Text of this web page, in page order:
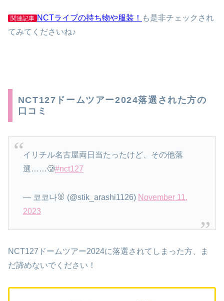
関連記事 NCTライブの持ち物や服装！ も是非チェックされ
てみてくださいね♪
NCT127ドームツアー2024落選された方の
口コミ
イリチル名古屋両日当たったけど、その他落
選……🥲#nct127
— 코코나🐰 (@stik_arashi1126) November 11,
2023
NCT127ドームツアー2024に落選されてしまった方、ま
だ諦めないでください！